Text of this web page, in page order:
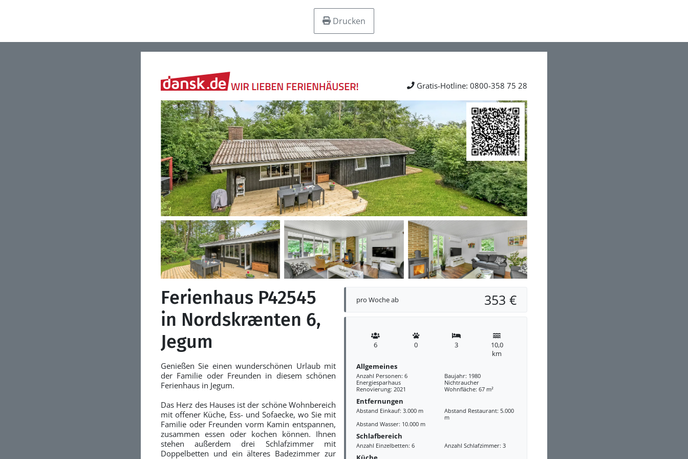
Drucken
Gratis-Hotline: 0800-358 75 28
pro Woche ab 353 €
6 0 3
10,0
km
Allgemeines
Anzahl Personen: 6
Baujahr: 1980
Energiesparhaus
Nichtraucher
Renovierung: 2021
Wohnfläche: 67 m²
Entfernungen
Abstand Einkauf: 3.000 m
Abstand Restaurant: 5.000
m
Abstand Wasser: 10.000 m
Schlafbereich
Anzahl Einzelbetten: 6 Anzahl Schlafzimmer: 3
Ferienhaus P42545
in Nordskrænten 6,
Jegum
Genießen Sie einen wunderschönen Urlaub mit
der Familie oder Freunden in diesem schönen
Ferienhaus in Jegum.
Das Herz des Hauses ist der schöne Wohnbereich
mit offener Küche, Ess- und Sofaecke, wo Sie mit
Familie oder Freunden vorm Kamin entspannen,
zusammen essen oder kochen können. Ihnen
stehen außerdem drei Schlafzimmer mit
Doppelbetten und ein älteres Badezimmer zur